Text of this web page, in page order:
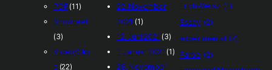
PDF(11)
Showreel
(3)
Video/Clip
s (22)
22. November
2021 (1)
12. Juni 2021 (3)
1. Januar 2021 (1)
28. November
Erich-Weisz (1)
Essay (2)
experimental (7)
Farbe (2)